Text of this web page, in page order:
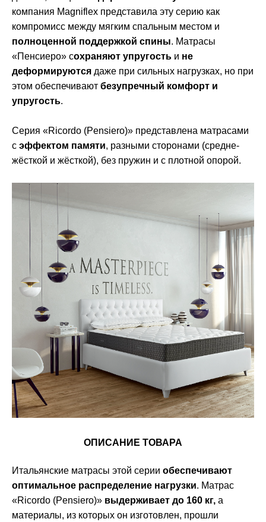
компания Magniflex представила эту серию как
компромисс между мягким спальным местом и
полноценной поддержкой спины. Матрасы
«Пенсиеро» сохраняют упругость и не
деформируются даже при сильных нагрузках, но при
этом обеспечивают безупречный комфорт и
упругость.
Серия «Ricordo (Pensiero)» представлена матрасами
с эффектом памяти, разными сторонами (средне-
жёсткой и жёсткой), без пружин и с плотной опорой.
ОПИСАНИЕ ТОВАРА
Итальянские матрасы этой серии обеспечивают
оптимальное распределение нагрузки. Матрас
«Ricordo (Pensiero)» выдерживает до 160 кг, а
материалы, из которых он изготовлен, прошли